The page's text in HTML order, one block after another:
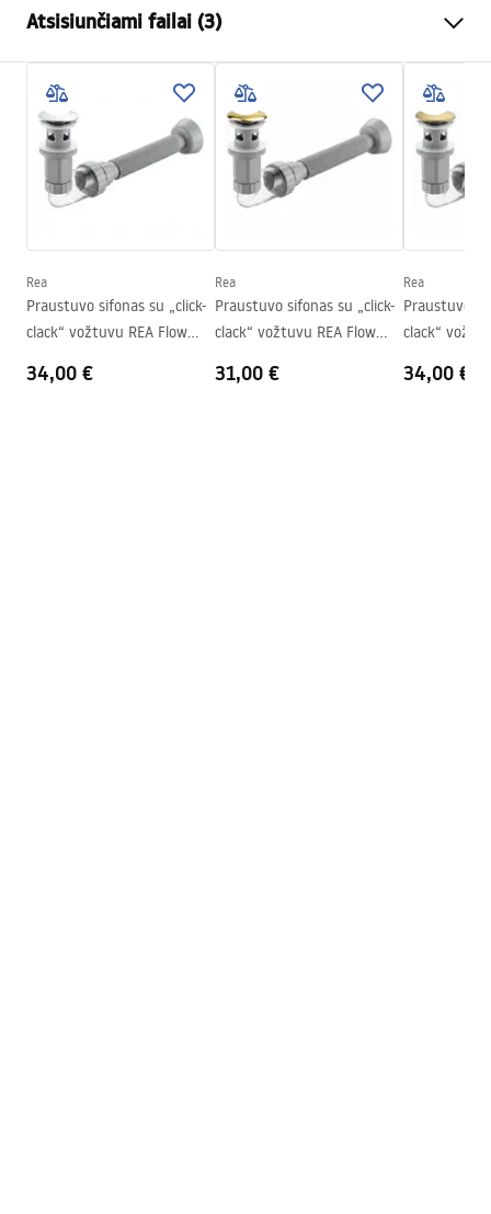
Medžiaga
Spalva
Akmens imitacija
Apdaila
Matinis
Ilgis
410
Plotis
345mm
Aukštis
150
Forma
Skylė baterijom
Ne
Atsisiunčiami failai (3)
Surinkimo instrukcijos
Warunki bezpieczeństwa
Rea
Praustuvo sifonas su „click-
clack“ vožtuvu REA Flow
34,00 €
Rea
Praustuvo sifonas su „click-
clack“ vožtuvu REA Flow
31,00 €
Rea
Praustuvo
clack“
34,00 €